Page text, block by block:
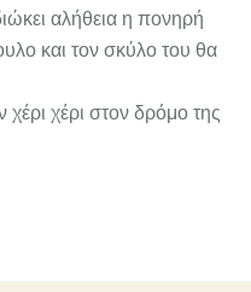
αλήθεια η πονηρή
και τον σκύλο του θα
χέρι στον δρόμο της